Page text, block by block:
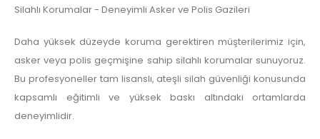
Silahlı Korumalar - Deneyimli Asker ve Polis Gazileri
Daha yüksek düzeyde koruma gerektiren müşterilerimiz için,
asker veya polis geçmişine sahip silahlı korumalar sunuyoruz.
Bu profesyoneller tam lisanslı, ateşli silah güvenliği konusunda
kapsamlı eğitimli ve yüksek baskı altındaki ortamlarda
deneyimlidir.